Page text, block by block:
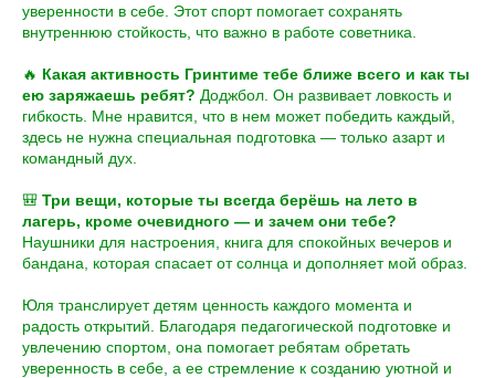
уверенности в себе. Этот спорт помогает сохранять
внутреннюю стойкость, что важно в работе советника.
🔥 Какая активность Гринтиме тебе ближе всего и как ты
ею заряжаешь ребят? Доджбол. Он развивает ловкость и
гибкость. Мне нравится, что в нем может победить каждый,
здесь не нужна специальная подготовка — только азарт и
командный дух.
🎒 Три вещи, которые ты всегда берёшь на лето в
лагерь, кроме очевидного — и зачем они тебе?
Наушники для настроения, книга для спокойных вечеров и
бандана, которая спасает от солнца и дополняет мой образ.
Юля транслирует детям ценность каждого момента и
радость открытий. Благодаря педагогической подготовке и
увлечению спортом, она помогает ребятам обретать
уверенность в себе, а ее стремление к созданию уютной и